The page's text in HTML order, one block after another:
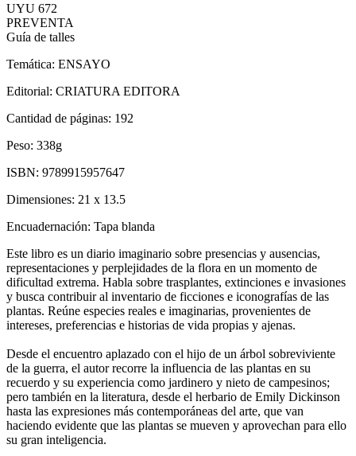
UYU 672
PREVENTA
Guía de talles
Temática: ENSAYO
Editorial: CRIATURA EDITORA
Cantidad de páginas: 192
Peso: 338g
ISBN: 9789915957647
Dimensiones: 21 x 13.5
Encuadernación: Tapa blanda
Este libro es un diario imaginario sobre presencias y ausencias,
representaciones y perplejidades de la flora en un momento de
dificultad extrema. Habla sobre trasplantes, extinciones e invasiones
y busca contribuir al inventario de ficciones e iconografías de las
plantas. Reúne especies reales e imaginarias, provenientes de
intereses, preferencias e historias de vida propias y ajenas.
Desde el encuentro aplazado con el hijo de un árbol sobreviviente
de la guerra, el autor recorre la influencia de las plantas en su
recuerdo y su experiencia como jardinero y nieto de campesinos;
pero también en la literatura, desde el herbario de Emily Dickinson
hasta las expresiones más contemporáneas del arte, que van
haciendo evidente que las plantas se mueven y aprovechan para ello
su gran inteligencia.